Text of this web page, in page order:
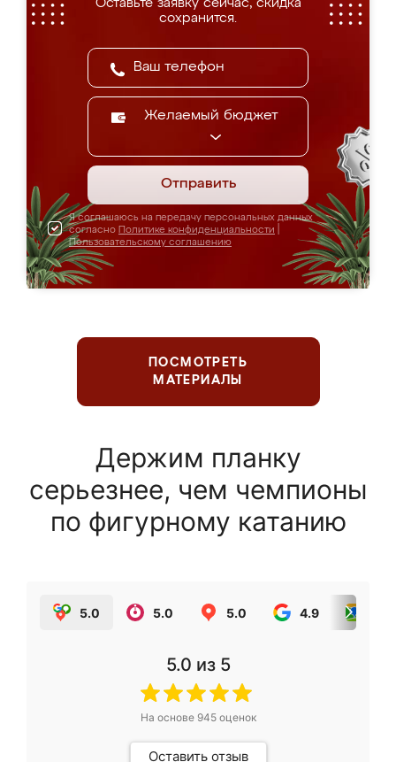
Оставьте заявку сейчас, скидка
сохранится.
Желаемый бюджет
Отправить
Я соглашаюсь на передачу персональных данных
согласно Политике конфиденциальности
Пользовательскому соглашению
ПОСМОТРЕТЬ
МАТЕРИАЛЫ
Держим планку
серьезнее, чем чемпионы
по фигурному катанию
5.0 5.0 5.0 4.9
5.0 из 5
На основе 945оценок
Оставить отзыв